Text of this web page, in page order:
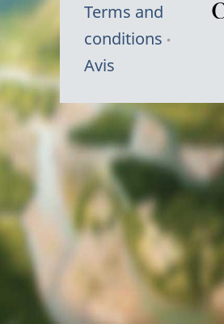
Terms and
conditions
Avis